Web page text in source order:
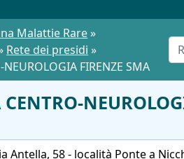
Malattie Rare»
Rete dei presidi »
NEUROLOGIA FIRENZE SMA
CENTRO-
Antella, 58 - località Ponte a